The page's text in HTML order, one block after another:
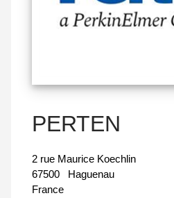
PERTEN
2 rue Maurice Koechlin
67500
Haguenau
France